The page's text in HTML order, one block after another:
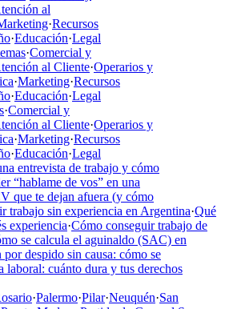
al
·Recursos
·Educación·Legal
·Comercial y
al Cliente·Operarios y
·Marketing·Recursos
·Educación·Legal
·Comercial y
al Cliente·Operarios y
·Marketing·Recursos
·Educación·Legal
entrevista de trabajo y cómo
“hablame de vos” en una
que te dejan afuera (y cómo
trabajo sin experiencia en Argentina·Qué
experiencia·Cómo conseguir trabajo de
se calcula el aguinaldo (SAC) en
despido sin causa: cómo se
laboral: cuánto dura y tus derechos
·Palermo·Pilar·Neuquén·San